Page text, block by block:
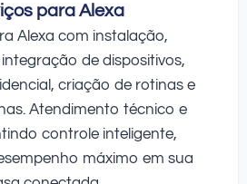
para Alexa
Alexa com instalação,
de dispositivos,
criação de rotinas e
Atendimento técnico e
controle inteligente,
máximo em sua